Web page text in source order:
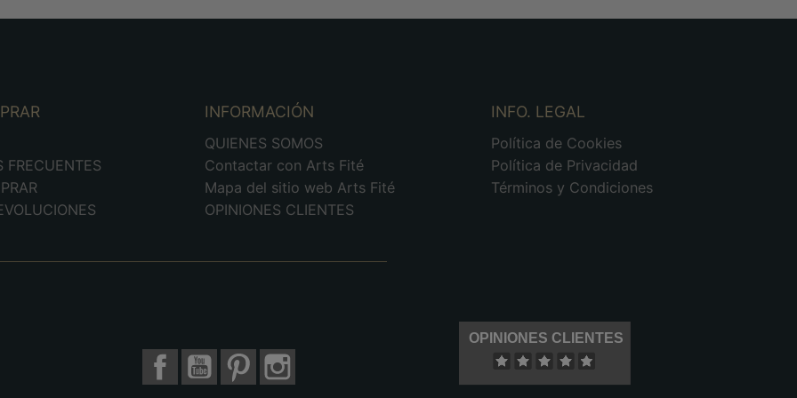
FRECUENTES
INFORMACIÓN
QUIENES SOMOS
Contactar con Arts Fité
Mapa del sitio web Arts Fité
OPINIONES CLIENTES
INFO. LEGAL
Política de Cookies
Política de Privacidad
Términos y Condiciones
FacebookYouTubePinterest
OPINIONES CLIENTES